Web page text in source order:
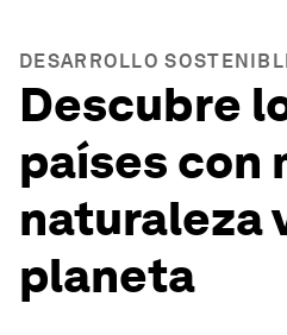
DESARROLLO
Descubre
países con
naturaleza
planeta